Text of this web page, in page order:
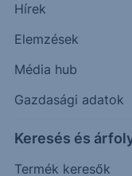
Hírek
Elemzések
Média hub
Gazdasági adatok
Keresés és
Termék keresők
is az orosz
PODCAST